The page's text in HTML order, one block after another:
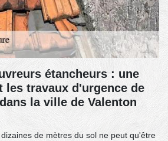
étancheurs : une
les travaux d'urgence de
la ville de Valenton
de mètres du sol ne peut qu'être